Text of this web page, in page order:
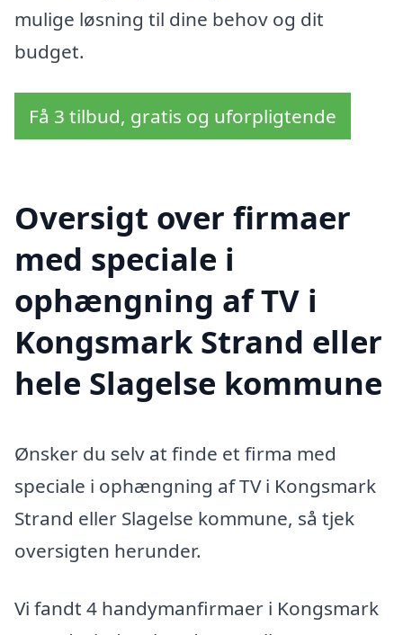
mulige løsning til dine behov og dit
budget.
Få 3 tilbud, gratis og uforpligtende
Oversigt over firmaer
med speciale i
ophængning af TV i
Kongsmark Strand eller
hele Slagelse kommune
Ønsker du selv at finde et firma med
speciale i ophængning af TV i Kongsmark
Strand eller Slagelse kommune, så tjek
oversigten herunder.
Vi fandt 4 handymanfirmaer i Kongsmark